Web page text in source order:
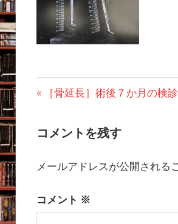
投
ナ
ビ
ー
前
投
［骨延長］術後７か月の検
コメントを残す
メールアドレスが公開される
コメント ※